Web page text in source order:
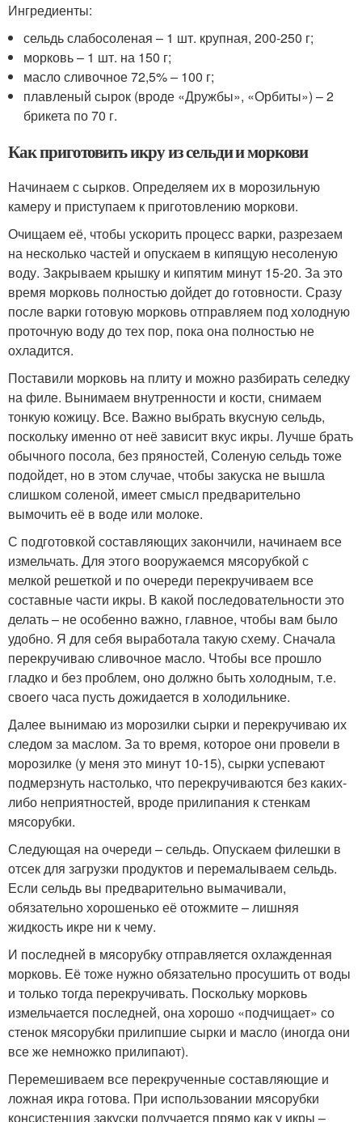
Ингредиенты:
сельдь слабосоленая – 1 шт. крупная, 200-250 г;
морковь – 1 шт. на 150 г;
масло сливочное 72,5% – 100 г;
плавленый сырок (вроде «Дружбы», «Орбиты») – 2
брикета по 70 г.
Как приготовить икру из сельди и моркови
Начинаем с сырков. Определяем их в морозильную
камеру и приступаем к приготовлению моркови.
Очищаем её, чтобы ускорить процесс варки, разрезаем
на несколько частей и опускаем в кипящую несоленую
воду. Закрываем крышку и кипятим минут 15-20. За это
время морковь полностью дойдет до готовности. Сразу
после варки готовую морковь отправляем под холодную
проточную воду до тех пор, пока она полностью не
охладится.
Поставили морковь на плиту и можно разбирать селедку
на филе. Вынимаем внутренности и кости, снимаем
тонкую кожицу. Все. Важно выбрать вкусную сельдь,
поскольку именно от неё зависит вкус икры. Лучше брать
обычного посола, без пряностей, Соленую сельдь тоже
подойдет, но в этом случае, чтобы закуска не вышла
слишком соленой, имеет смысл предварительно
вымочить её в воде или молоке.
С подготовкой составляющих закончили, начинаем все
измельчать. Для этого вооружаемся мясорубкой с
мелкой решеткой и по очереди перекручиваем все
составные части икры. В какой последовательности это
делать – не особенно важно, главное, чтобы вам было
удобно. Я для себя выработала такую схему. Сначала
перекручиваю сливочное масло. Чтобы все прошло
гладко и без проблем, оно должно быть холодным, т.е.
своего часа пусть дожидается в холодильнике.
Далее вынимаю из морозилки сырки и перекручиваю их
следом за маслом. За то время, которое они провели в
морозилке (у меня это минут 10-15), сырки успевают
подмерзнуть настолько, что перекручиваются без каких-
либо неприятностей, вроде прилипания к стенкам
мясорубки.
Следующая на очереди – сельдь. Опускаем филешки в
отсек для загрузки продуктов и перемалываем сельдь.
Если сельдь вы предварительно вымачивали,
обязательно хорошенько её отожмите – лишняя
жидкость икре ни к чему.
И последней в мясорубку отправляется охлажденная
морковь. Её тоже нужно обязательно просушить от воды
и только тогда перекручивать. Поскольку морковь
измельчается последней, она хорошо «подчищает» со
стенок мясорубки прилипшие сырки и масло (иногда они
все же немножко прилипают).
Перемешиваем все перекрученные составляющие и
ложная икра готова. При использовании мясорубки
консистенция закуски получается прямо как у икры –